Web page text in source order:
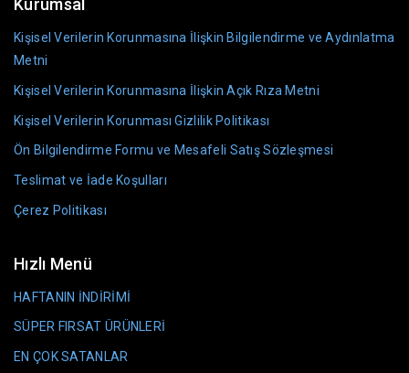
Kurumsal
Kişisel Verilerin Korunmasına İlişkin Bilgilendirme ve Aydınlatma
Metni
Kişisel Verilerin Korunmasına İlişkin Açık Rıza Metni
Kişisel Verilerin Korunması Gizlilik Politikası
Ön Bilgilendirme Formu ve Mesafeli Satış Sözleşmesi
Teslimat ve İade Koşulları
Çerez Politikası
Hızlı Menü
HAFTANIN İNDİRİMİ
SÜPER FIRSAT ÜRÜNLERİ
EN ÇOK SATANLAR